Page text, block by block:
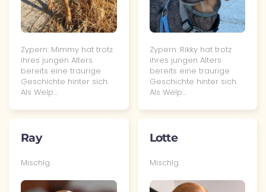
Zypern: Mimmy hat trotz
ihres jungen Alters
bereits eine traurige
Geschichte hinter sich.
Als Welp…
Zypern: Rikky hat trotz
ihres jungen Alters
bereits eine traurige
Geschichte hinter sich.
Als Welp…
Ray
Mischlg.
Lotte
Mischlg.